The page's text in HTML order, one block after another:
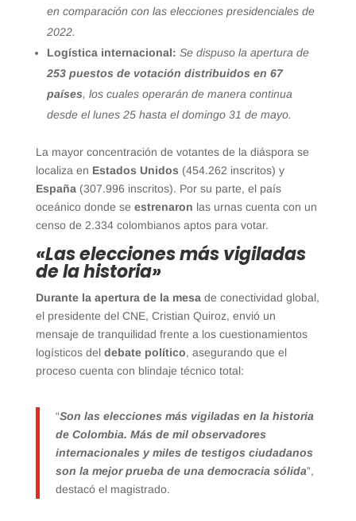
en comparación con las elecciones presidenciales de
2022.
Logística internacional: Se dispuso la apertura de
253 puestos de votación distribuidos en 67
países, los cuales operarán de manera continua
desde el lunes 25 hasta el domingo 31 de mayo.
La mayor concentración de votantes de la diáspora se
localiza en Estados Unidos (454.262 inscritos) y
España (307.996 inscritos). Por su parte, el país
oceánico donde se estrenaron las urnas cuenta con un
censo de 2.334 colombianos aptos para votar.
«Las elecciones más vigiladas
de la historia»
Durante la apertura de la mesa de conectividad global,
el presidente del CNE, Cristian Quiroz, envió un
mensaje de tranquilidad frente a los cuestionamientos
logísticos del debate político, asegurando que el
proceso cuenta con blindaje técnico total:
“Son las elecciones más vigiladas en la historia
de Colombia. Más de mil observadores
internacionales y miles de testigos ciudadanos
son la mejor prueba de una democracia sólida”,
destacó el magistrado.